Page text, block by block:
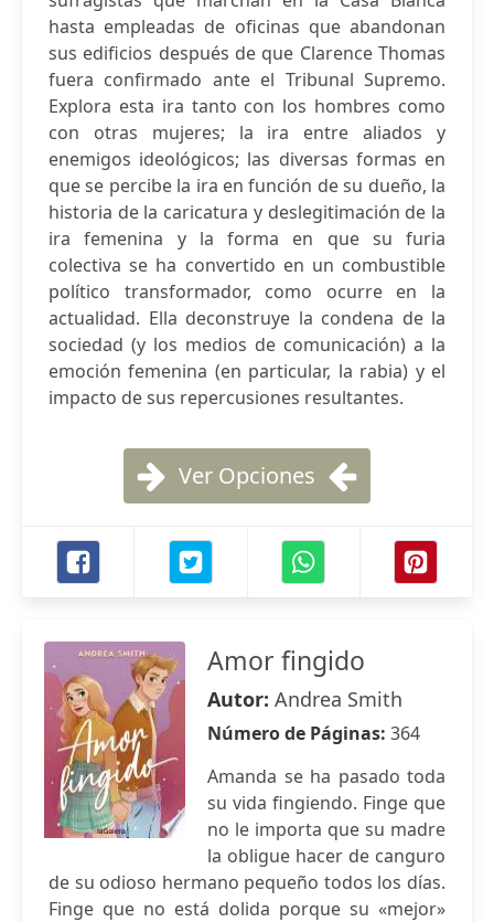
hasta empleadas de oficinas que abandonan
sus edificios después de que Clarence Thomas
fuera confirmado ante el Tribunal Supremo.
Explora esta ira tanto con los hombres como
con otras mujeres; la ira entre aliados y
enemigos ideológicos; las diversas formas en
que se percibe la ira en función de su dueño, la
historia de la caricatura y deslegitimación de la
ira femenina y la forma en que su furia
colectiva se ha convertido en un combustible
político transformador, como ocurre en la
actualidad. Ella deconstruye la condena de la
sociedad (y los medios de comunicación) a la
emoción femenina (en particular, la rabia) y el
impacto de sus repercusiones resultantes.
Ver Opciones
Amor fingido
Autor: Andrea Smith
Número de Páginas: 364
Amanda se ha pasado toda
su vida fingiendo. Finge que
no le importa que su madre
la obligue hacer de canguro
de su odioso hermano pequeño todos los días.
Finge que no está dolida porque su «mejor»